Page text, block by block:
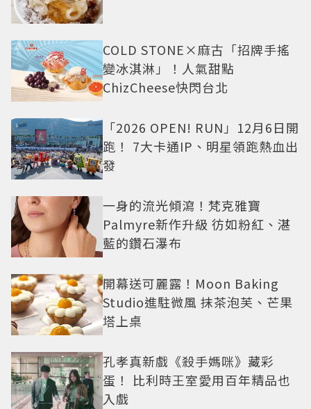
COLD STONE×麻古「招牌手搖
變冰淇淋」！人氣甜點
ChizCheese快閃台北
「2026 OPEN! RUN」12月6日開
跑！ 7大卡通IP、明星領跑熱血出
發
一身的流光傾瀉！梵克雅寶
Palmyre新作升級 彷如粉紅、湛
藍的鑽石瀑布
開幕送可麗露！Moon Baking
Studio進駐微風 抹茶泡芙、芒果
塔上桌
孔孝真新戲《殺手媽咪》藏彩
蛋！ 比利時王室愛用百年精品也
入戲